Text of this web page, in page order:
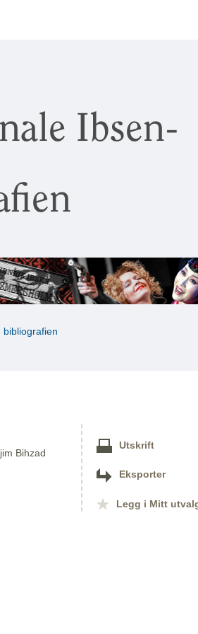
Ibsen-
bibliografien
Bihzad
Utskrift
Eksporter
Legg i Mitt